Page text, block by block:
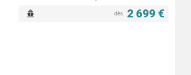
dès 2 699 €